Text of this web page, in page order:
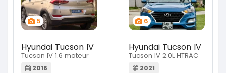
5
Hyundai Tucson IV
Tucson IV 1.6 moteur
2016
6
Hyundai Tucson IV
Tucson IV 2.0L HTRAC
2021